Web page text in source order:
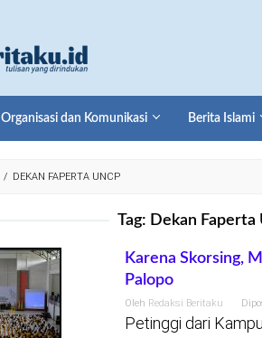
Organisasi dan Komunikasi Berita Islami
/ DEKAN FAPERTA UNCP
Tag: Dekan Faperta
Karena Skorsing,
Palopo
Oleh Redaksi Beritaku
Petinggi dari